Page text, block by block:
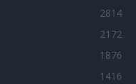
2814
2172
1876
1416